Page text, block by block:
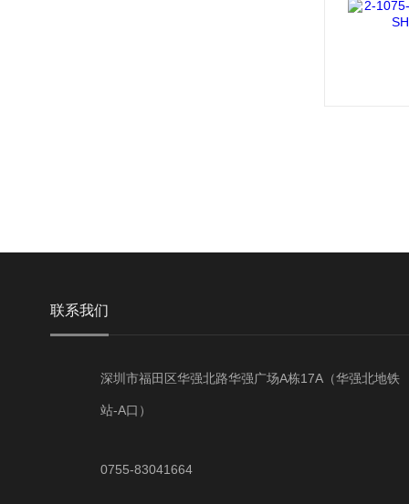
联系我们
深圳市福田区华强北路华强广场A栋17A（华强北地铁
站-A口）
0755-83041664